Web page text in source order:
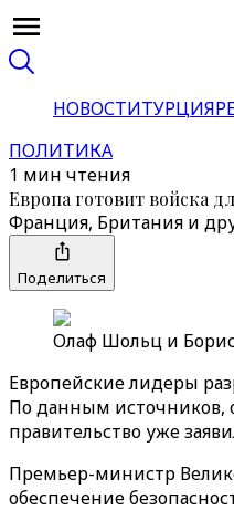
НОВОСТИТУРЦИЯ
ПОЛИТИКА
1 мин чтения
Европа готовит войска
Франция, Британия и
Поделиться
Олаф Шольц и
Европейские лидеры
По данным источников,
правительство уже
Премьер-министр
обеспечение